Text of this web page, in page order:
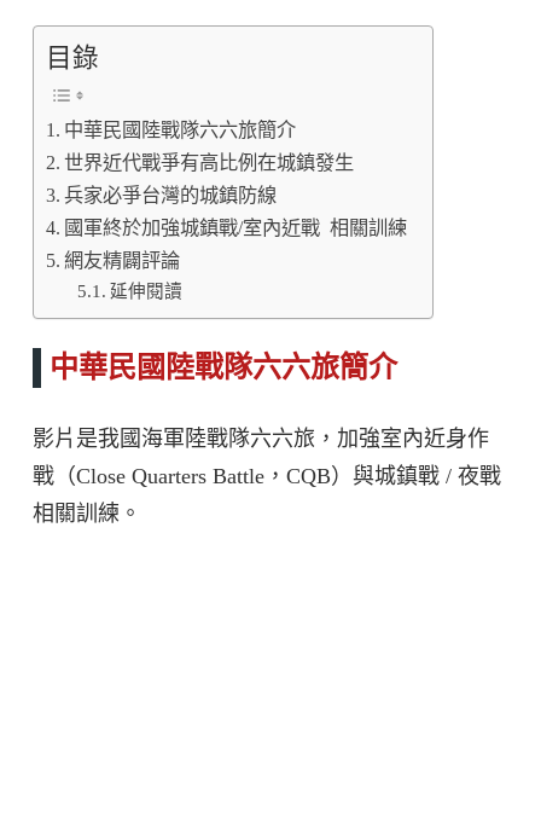
目錄
中華民國陸戰隊六六旅簡介
世界近代戰爭有高比例在城鎮發生
兵家必爭台灣的城鎮防線
國軍終於加強城鎮戰/室內近戰 相關訓練
網友精闢評論
延伸閱讀
中華民國陸戰隊六六旅簡介
影片是我國海軍陸戰隊六六旅，加強室內近身作
戰（Close Quarters Battle，CQB）與城鎮戰 / 夜戰
相關訓練。